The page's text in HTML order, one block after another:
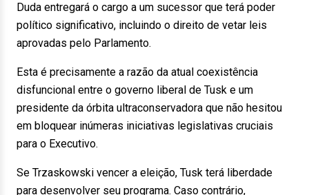
Duda entregará o cargo a um sucessor que terá poder
político significativo, incluindo o direito de vetar leis
aprovadas pelo Parlamento.
Esta é precisamente a razão da atual coexistência
disfuncional entre o governo liberal de Tusk e um
presidente da órbita ultraconservadora que não hesitou
em bloquear inúmeras iniciativas legislativas cruciais
para o Executivo.
Se Trzaskowski vencer a eleição, Tusk terá liberdade
para desenvolver seu programa. Caso contrário,